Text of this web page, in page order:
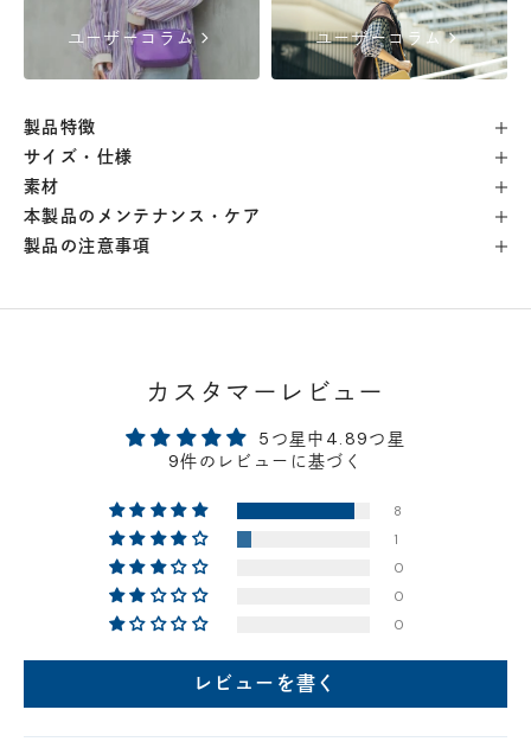
横浜店- 在庫 -×
軽井澤工房店
名古屋店
神戸店- 在庫 -
- 在庫 -△
- 在庫 -△
店舗に在庫がある場合、お支払金額が合計300,000
円(税込)以下の場合、代引きでのご配送も可能です。
新製品については販売開始日より取扱いとなります。
在庫状況について
ざいます。
※在庫状況は随時変動しているため、ご来店時に売り切れの場合がござ
ユーザーコラムchevron_right ユーザーコラムchevron_right
製品特徴
サイズ・仕様
素材
本製品のメンテナンス・ケア
製品の注意事項
カスタマーレビュー
5つ星中4.89つ星
9件のレビューに基づく
8
1
0
0
0
レビューを書く